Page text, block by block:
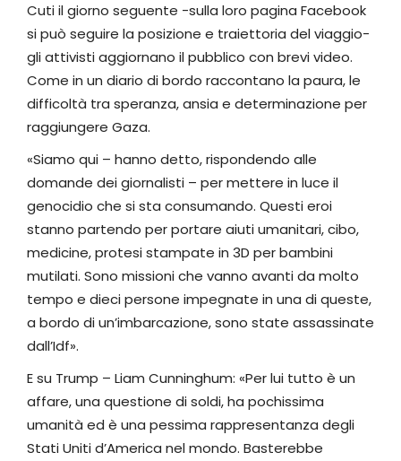
Cuti il giorno seguente -sulla loro pagina Facebook
si può seguire la posizione e traiettoria del viaggio-
gli attivisti aggiornano il pubblico con brevi video.
Come in un diario di bordo raccontano la paura, le
difficoltà tra speranza, ansia e determinazione per
raggiungere Gaza.
«Siamo qui – hanno detto, rispondendo alle
domande dei giornalisti – per mettere in luce il
genocidio che si sta consumando. Questi eroi
stanno partendo per portare aiuti umanitari, cibo,
medicine, protesi stampate in 3D per bambini
mutilati. Sono missioni che vanno avanti da molto
tempo e dieci persone impegnate in una di queste,
a bordo di un’imbarcazione, sono state assassinate
dall’Idf».
E su Trump – Liam Cunninghum: «Per lui tutto è un
affare, una questione di soldi, ha pochissima
umanità ed è una pessima rappresentanza degli
Stati Uniti d’America nel mondo. Basterebbe